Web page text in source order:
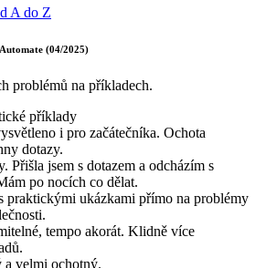
A do Z
(04/2025)
problémů na příkladech.
příklady
i pro začátečníka. Ochota
dotazy.
Přišla jsem s dotazem a odcházím s
po nocích co dělat.
praktickými ukázkami přímo na problémy
tempo akorát. Klidně více
velmi ochotný.